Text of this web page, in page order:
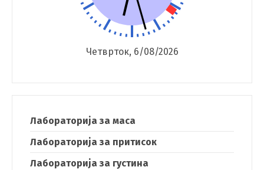
Четврток, 6/08/2026
Лабораторија за маса
Лабораторија за притисок
Лабораторија за густина